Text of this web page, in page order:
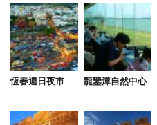
恆春週日夜市 龍鑾潭自然中心